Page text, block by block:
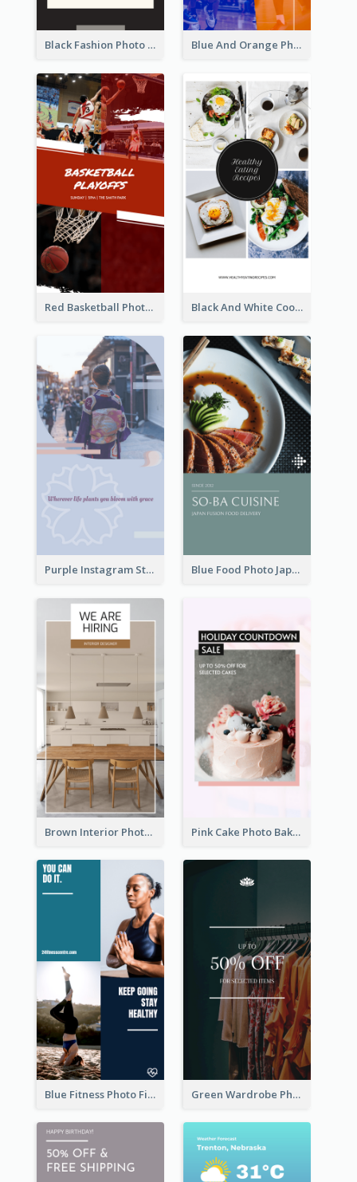
Black Fashion Photo Special Sale Instagram Story Blue And Orange Photo Basketball Match Instagram Story
Red Basketball Photo Basketball Playoffs Instagram Story Black And White Cooking Recipes Instagram Story
Purple Instagram Story Blue Food Photo Japan Cuisine Instagram Story
Brown Interior Photo Hiring Instagram Story Pink Cake Photo Bakery Instagram Story
Blue Fitness Photo Fitness Class Instagram Story Green Wardrobe Photo Shopping Sale Instagram Story